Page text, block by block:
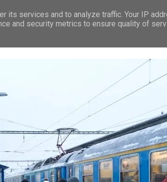
LEDEČ N/S. PREMIUM TIP NA VÝLET
its services and to analyze traffic. Your IP
and security metrics to ensure quality of